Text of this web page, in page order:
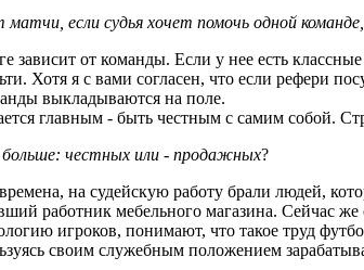
если судья хочет помочь одной
зависит от команды. Если у нее есть
Хотя я с вами согласен, что если рефери
выкладываются на поле.
главным - быть честным с самим собой.
больше: честных или - продажных?
на судейскую работу брали людей,
работник мебельного магазина. Сейчас
игроков, понимают, что такое труд
своим служебным положением